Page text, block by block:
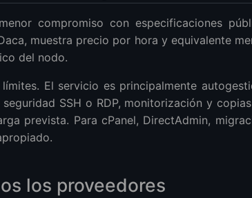
compromiso con especificaciones
muestra precio por hora y equivalente
del nodo.
El servicio es principalmente
SSH o RDP, monitorización y
prevista. Para cPanel, DirectAdmin,
los proveedores